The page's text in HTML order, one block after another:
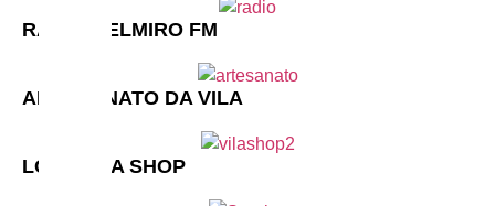
RÁDIO DELMIRO FM
ARTESANATO DA VILA
LOJA VILA SHOP